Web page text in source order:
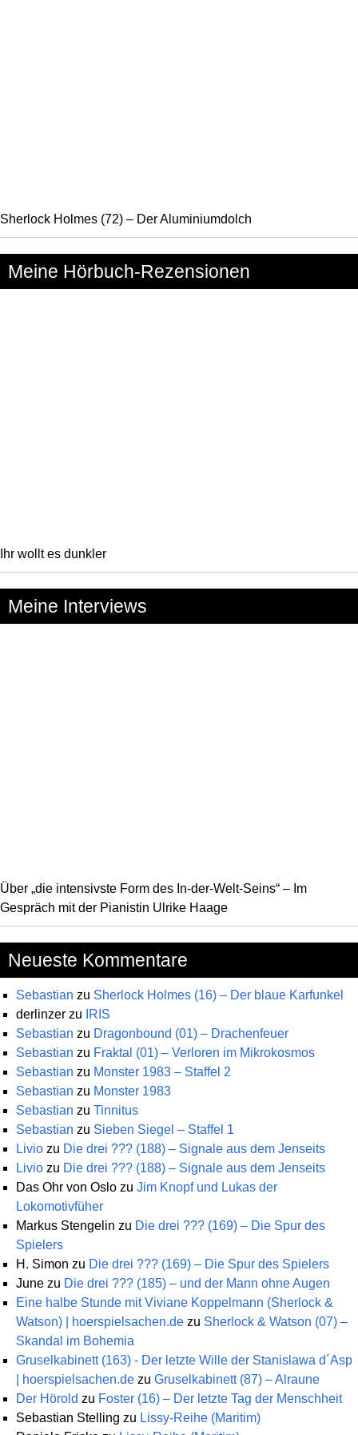
Sherlock Holmes (72) – Der Aluminiumdolch
Meine Hörbuch-Rezensionen
Ihr wollt es dunkler
Meine Interviews
Über „die intensivste Form des In-der-Welt-Seins“ – Im
Gespräch mit der Pianistin Ulrike Haage
Neueste Kommentare
Sebastian zu Sherlock Holmes (16) – Der blaue Karfunkel
derlinzer zu
IRIS
Sebastian zu Dragonbound (01) – Drachenfeuer
Sebastian zu Fraktal (01) – Verloren im Mikrokosmos
Sebastian zu Monster 1983 – Staffel 2
Sebastian zu Monster 1983
Sebastian zu Tinnitus
Sebastian zu Sieben Siegel – Staffel 1
Livio zu Die drei ??? (188) – Signale aus dem Jenseits
Livio zu Die drei ??? (188) – Signale aus dem Jenseits
Das Ohr von Oslo zu Jim Knopf und Lukas der
Lokomotivfüher
Markus Stengelin zu Die drei ??? (169) – Die Spur des
Spielers
H. Simon zu Die drei ??? (169) – Die Spur des Spielers
June zu Die drei ??? (185) – und der Mann ohne Augen
Eine halbe Stunde mit Viviane Koppelmann (Sherlock &
Watson) | hoerspielsachen.de zu Sherlock & Watson (07) –
Skandal im Bohemia
Gruselkabinett (163) - Der letzte Wille der Stanislawa d´Asp
| hoerspielsachen.de zu Gruselkabinett (87) – Alraune
Der Hörold zu Foster (16) – Der letzte Tag der Menschheit
Sebastian Stelling zu Lissy-Reihe (Maritim)